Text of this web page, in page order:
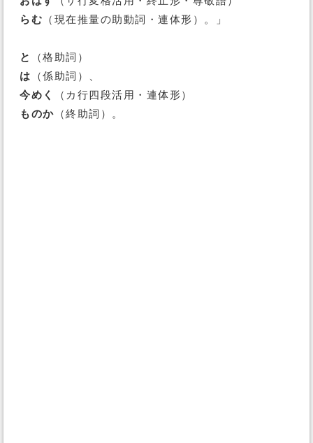
らむ （現在推量の助動詞・連体形）。」
と
（格助詞）
は （係助詞）、
今めく
（カ行四段活用・連体形）
ものか （終助詞）。